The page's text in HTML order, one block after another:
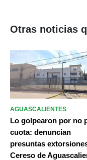
Otras noticias
AGUASCALIENTES
Lo golpearon por no
cuota: denuncian
presuntas
Cereso de